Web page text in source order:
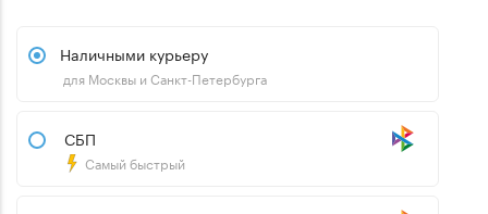
Наличными курьеру
для Москвы и Санкт-Петербурга
СБП
Самый быстрый